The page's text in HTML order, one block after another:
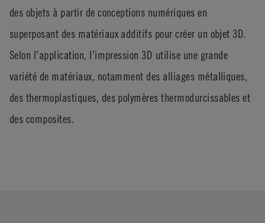
des objets à partir de conceptions numériques en
superposant des matériaux additifs pour créer un objet 3D.
Selon l’application, l’impression 3D utilise une grande
variété de matériaux, notamment des alliages métalliques,
des thermoplastiques, des polymères thermodurcissables et
des composites.